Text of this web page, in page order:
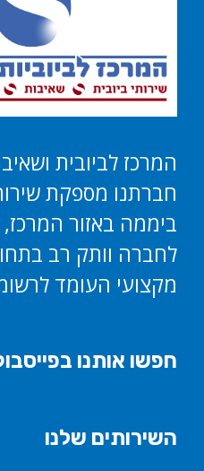
המרכז לביובית
ביממה באזור
לחברה וותק רב
מקצועי העומד
חפשו אותנו
השירותים שלנו